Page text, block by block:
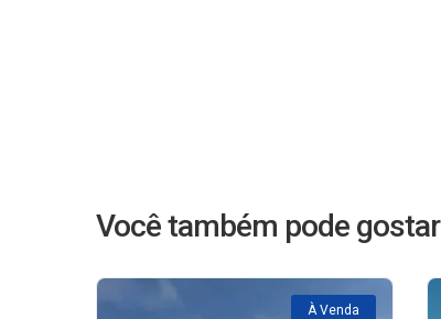
Você também pode
À Venda